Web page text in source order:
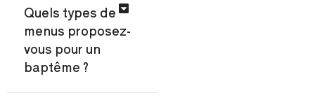
Quels types de
menus proposez-
vous pour un
baptême ?